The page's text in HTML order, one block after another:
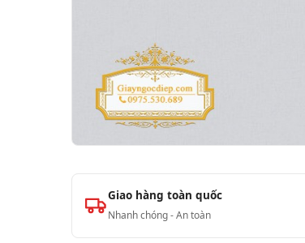
Giao hàng toàn quốc
Nhanh chóng - An toàn